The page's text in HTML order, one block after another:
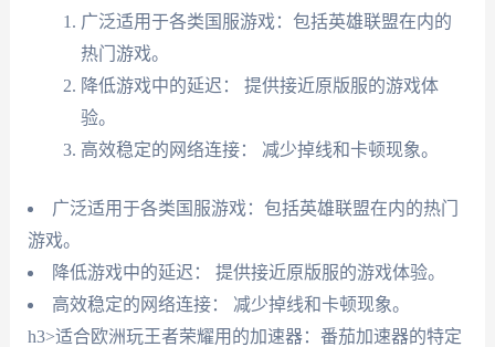
广泛适用于各类国服游戏：包括英雄联盟在内的
热门游戏。
降低游戏中的延迟： 提供接近原版服的游戏体
验。
高效稳定的网络连接： 减少掉线和卡顿现象。
广泛适用于各类国服游戏：包括英雄联盟在内的热门
游戏。
降低游戏中的延迟： 提供接近原版服的游戏体验。
高效稳定的网络连接： 减少掉线和卡顿现象。
h3>适合欧洲玩王者荣耀用的加速器：番茄加速器的特定